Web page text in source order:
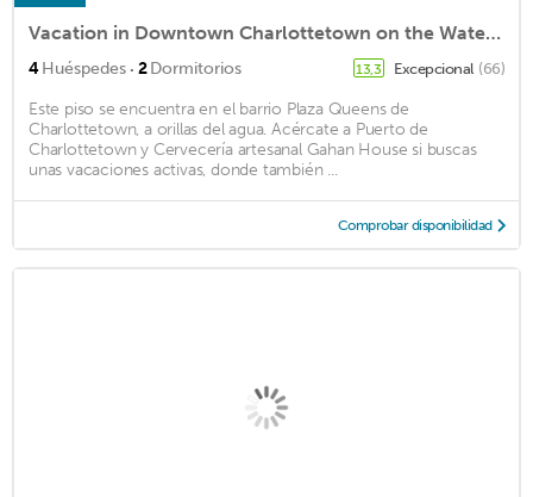
Vacation in Downtown Charlottetown on the Waterfront.
4Huéspedes · 2Dormitorios 13,3 Excepcional (66)
Este piso se encuentra en el barrio Plaza Queens de
Charlottetown, a orillas del agua. Acércate a Puerto de
Charlottetown y Cervecería artesanal Gahan House si buscas
unas vacaciones activas, donde también ...
Comprobar disponibilidad